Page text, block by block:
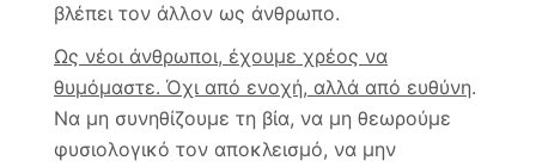
βλέπει τον άλλον ως άνθρωπο.
Ως νέοι άνθρωποι, έχουμε χρέος να
θυμόμαστε. Όχι από ενοχή, αλλά από ευθύνη.
Να μη συνηθίζουμε τη βία, να μη θεωρούμε
φυσιολογικό τον αποκλεισμό, να μην